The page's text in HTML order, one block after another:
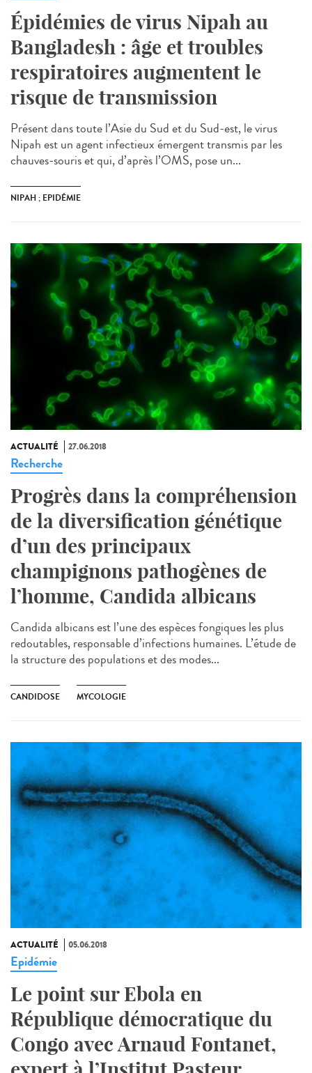
Épidémies de virus Nipah au
Bangladesh : âge et troubles
respiratoires augmentent le
risque de transmission
Présent dans toute l’Asie du Sud et du Sud-est, le virus
Nipah est un agent infectieux émergent transmis par les
chauves-souris et qui, d’après l’OMS, pose un...
NIPAH ; EPIDÉMIE
ACTUALITÉ 27.06.2018
Recherche
Progrès dans la compréhension
de la diversification génétique
d’un des principaux
champignons pathogènes de
l’homme, Candida albicans
Candida albicans est l’une des espèces fongiques les plus
redoutables, responsable d’infections humaines. L’étude de
la structure des populations et des modes...
CANDIDOSE MYCOLOGIE
ACTUALITÉ 05.06.2018
Epidémie
Le point sur Ebola en
République démocratique du
Congo avec Arnaud Fontanet,